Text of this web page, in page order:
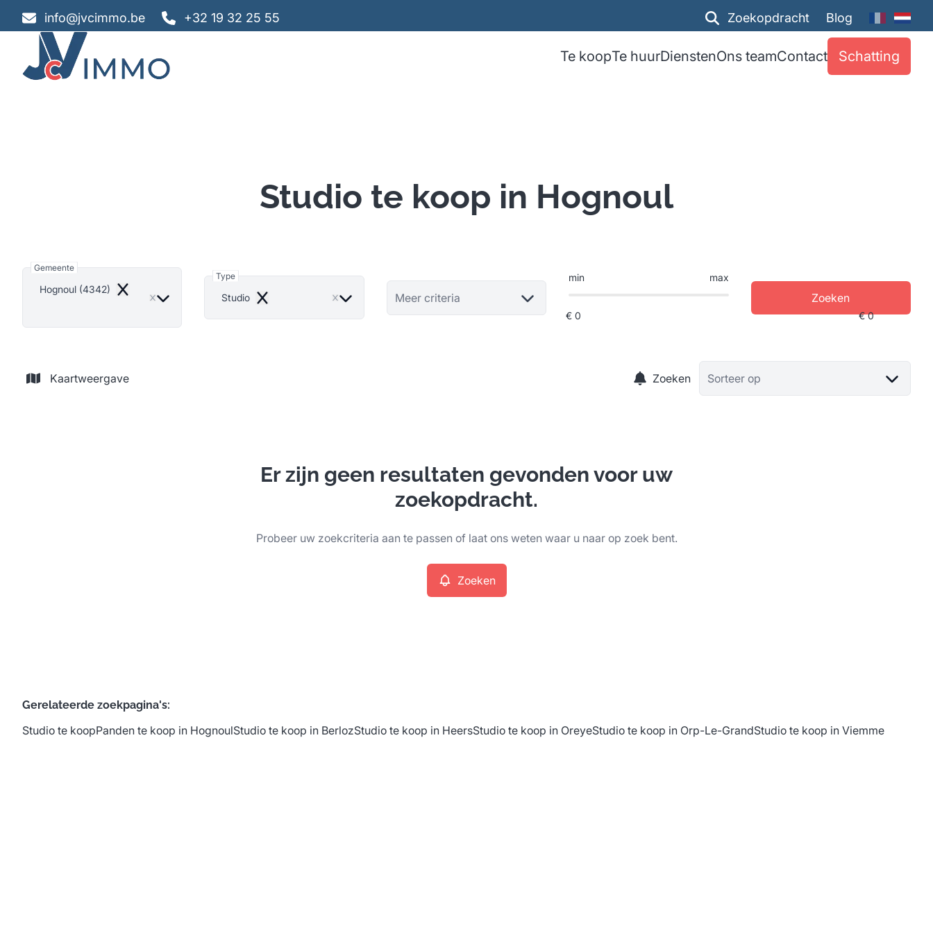
info@jvcimmo.be +32 19 32 25 55 Zoekopdracht Blog
Te koopTe huurDienstenOns teamContact Schatting
Studio te koop in Hognoul
Gemeente
Hognoul (4342)
Remove
Type
Studio
Remove Meer criteria
min max
Zoeken
Kaartweergave Zoeken Sorteer op
Er zijn geen resultaten gevonden voor uw
zoekopdracht.
Probeer uw zoekcriteria aan te passen of laat ons weten waar u naar op zoek bent.
Zoeken
Gerelateerde zoekpagina's:
Studio te koopPanden te koop in HognoulStudio te koop in BerlozStudio te koop in HeersStudio te koop in OreyeStudio te koop in Orp-Le-GrandStudio te koop in Viemme